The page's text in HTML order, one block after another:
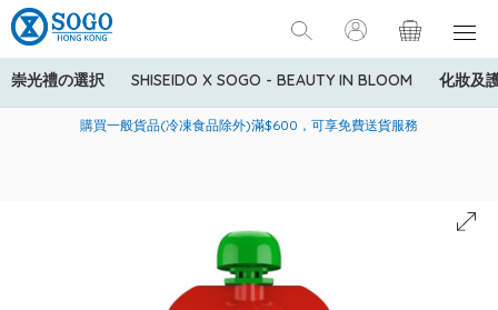
崇光禮の選択 SHISEIDO X SOGO - BEAUTY IN BLOOM 化妝及
美國運通Explorer®信用卡會員購物禮遇：高達5%簽賬回贈！
購買一般貨品(冷凍食品除外)滿$600，可享免費送貨服務
寄送中國內地服務只適用於指定商品，若訂單金額少於HK$600(折